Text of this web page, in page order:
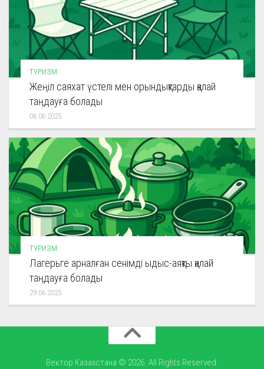
ТУРИЗМ
Жеңіл саяхат үстелі мен орындықтарды қалай
таңдауға болады
06.06.2025
ТУРИЗМ
Лагерьге арналған сенімді ыдыс-аяқты қалай
таңдауға болады
29.06.2025
Вектор Казахстана © 2026. All Rights Reserved.